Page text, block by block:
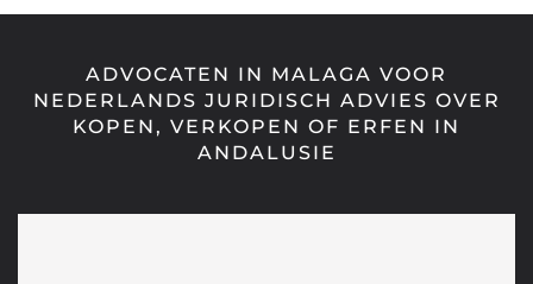
ADVOCATEN IN MALAGA VOOR
NEDERLANDS JURIDISCH ADVIES OVER
KOPEN, VERKOPEN OF ERFEN IN
ANDALUSIE